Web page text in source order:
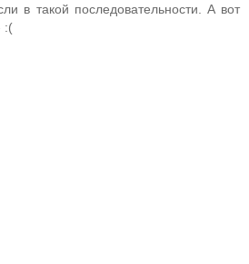
в такой последовательности. А вот
:(